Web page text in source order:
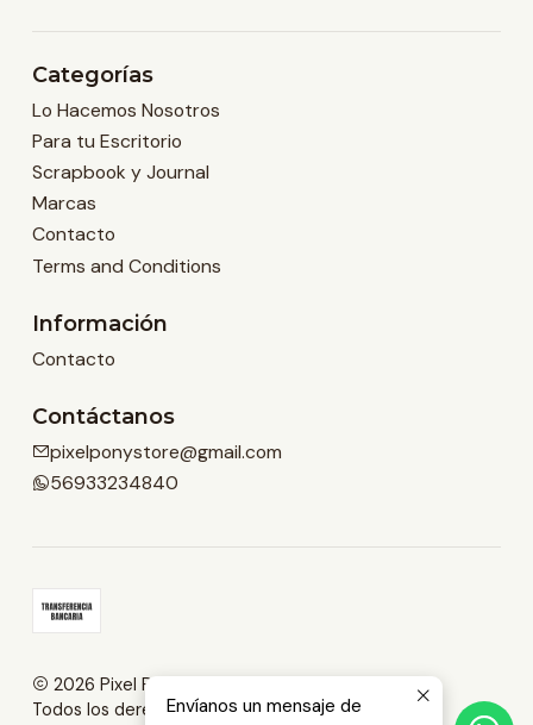
Categorías
Lo Hacemos Nosotros
Para tu Escritorio
Scrapbook y Journal
Marcas
Contacto
Terms and Conditions
Información
Contacto
Contáctanos
pixelponystore@gmail.com
56933234840
2026 Pixel Pony Store.
Todos los derechos reservados.Desarrollado por
Envíanos un mensaje de